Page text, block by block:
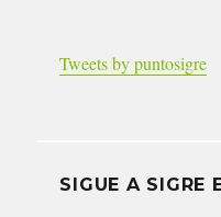
Tweets by puntosigre
SIGUE A SIGRE